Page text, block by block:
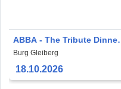
ABBA - The Tribute Dinner
Show
Burg Gleiberg
18.10.2026